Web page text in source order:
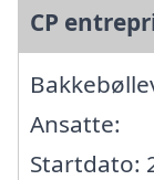
CP
Ansatte:
Startdato: